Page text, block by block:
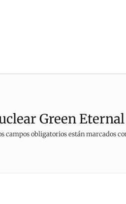
Green
campos obligatorios están marcados